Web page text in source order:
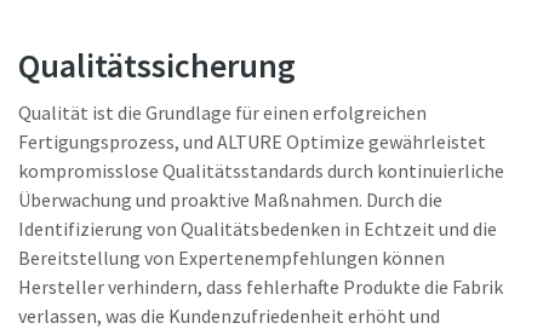
Qualitätssicherung
Qualität ist die Grundlage für einen erfolgreichen
Fertigungsprozess, und ALTURE Optimize gewährleistet
kompromisslose Qualitätsstandards durch kontinuierliche
Überwachung und proaktive Maßnahmen. Durch die
Identifizierung von Qualitätsbedenken in Echtzeit und die
Bereitstellung von Expertenempfehlungen können
Hersteller verhindern, dass fehlerhafte Produkte die Fabrik
verlassen, was die Kundenzufriedenheit erhöht und